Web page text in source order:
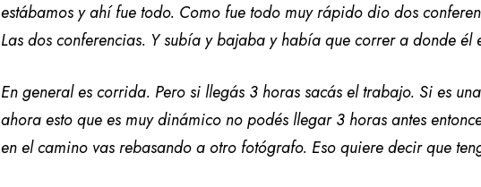
estábamos y ahí fue todo. Como fue todo muy rápido dio dos
Las dos conferencias. Y subía y bajaba y había que correr a donde él
En general es corrida. Pero si llegás 3 horas sacás el trabajo. Si es
ahora esto que es muy dinámico no podés llegar 3 horas antes
en el camino vas rebasando a otro fotógrafo. Eso quiere decir que